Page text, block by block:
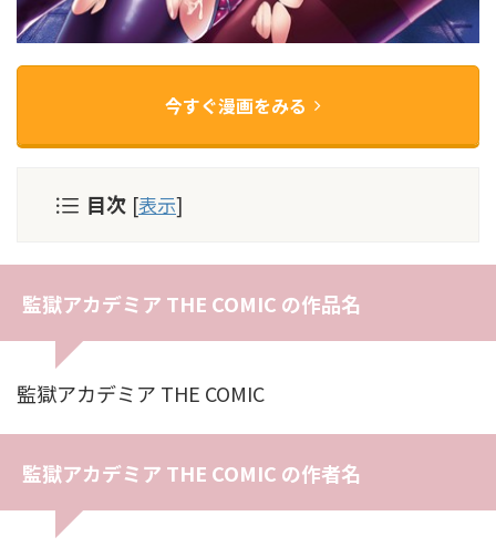
今すぐ漫画をみる
目次 [表示]
監獄アカデミア THE COMIC の作品名
監獄アカデミア THE COMIC
監獄アカデミア THE COMIC の作者名